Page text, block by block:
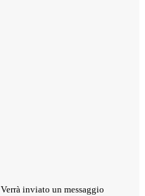
Verrà inviato un messaggio